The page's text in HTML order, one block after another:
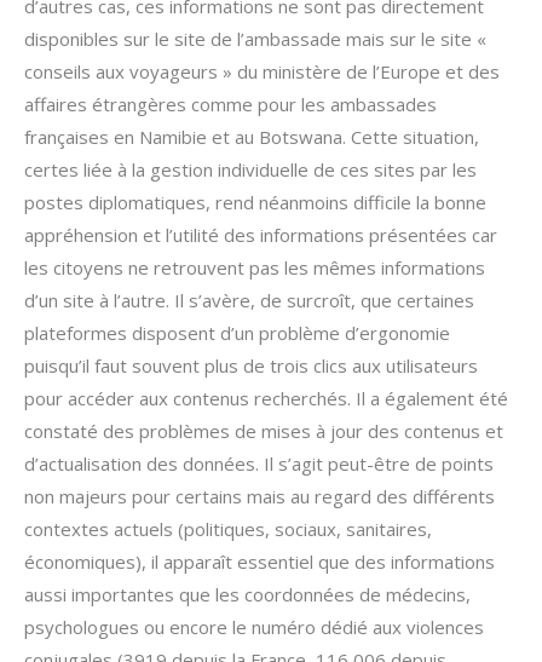
d’autres cas, ces informations ne sont pas directement
disponibles sur le site de l’ambassade mais sur le site «
conseils aux voyageurs » du ministère de l’Europe et des
affaires étrangères comme pour les ambassades
françaises en Namibie et au Botswana. Cette situation,
certes liée à la gestion individuelle de ces sites par les
postes diplomatiques, rend néanmoins difficile la bonne
appréhension et l’utilité des informations présentées car
les citoyens ne retrouvent pas les mêmes informations
d’un site à l’autre. Il s’avère, de surcroît, que certaines
plateformes disposent d’un problème d’ergonomie
puisqu’il faut souvent plus de trois clics aux utilisateurs
pour accéder aux contenus recherchés. Il a également été
constaté des problèmes de mises à jour des contenus et
d’actualisation des données. Il s’agit peut-être de points
non majeurs pour certains mais au regard des différents
contextes actuels (politiques, sociaux, sanitaires,
économiques), il apparaît essentiel que des informations
aussi importantes que les coordonnées de médecins,
psychologues ou encore le numéro dédié aux violences